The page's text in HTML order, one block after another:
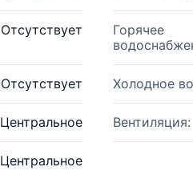
Отсутствует
Горячее
Отсутствует Холодное
Центральное Вентиляция:
Центральное